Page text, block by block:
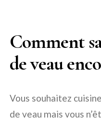
Comment
de veau
Vous souhaitez
de veau mais vous